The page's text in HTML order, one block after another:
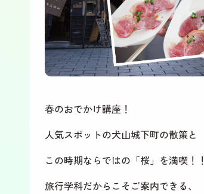
春のおでかけ講座！
人気スポットの犬山城下町の散策と
この時期ならではの「桜」を満喫！！
旅行学科だからこそご案内できる、